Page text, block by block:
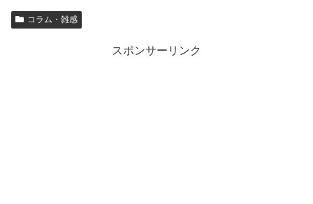
コラム・雑感
スポンサーリンク